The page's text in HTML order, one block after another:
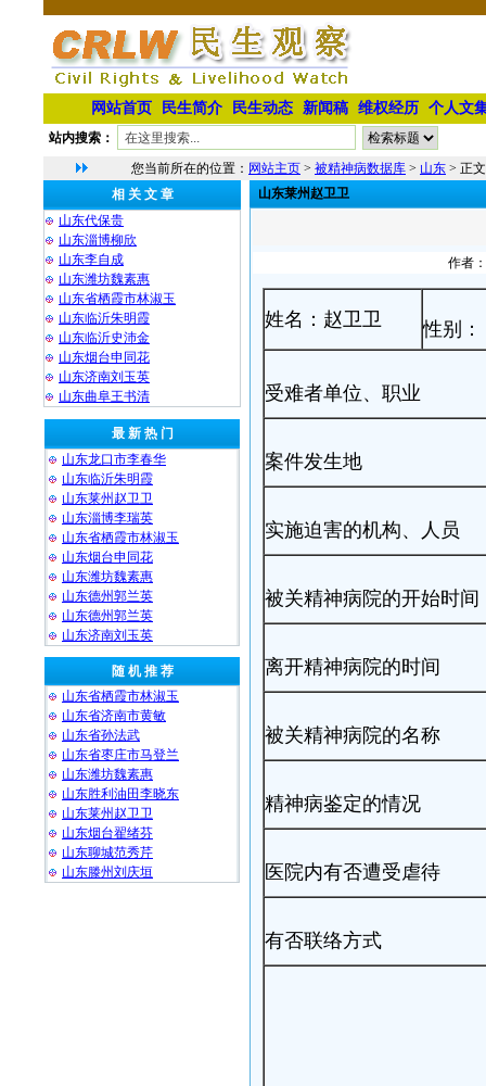
网站首页 民生简介 民生动态 新闻稿 维权经历 个人文
站内搜索：
您当前所在的位置： 网站主页 > 被精神病数据库 > 山东 > 正文
相 关 文 章
山东代保贵
山东淄博柳欣
山东李自成
山东潍坊魏素惠
山东省栖霞市林淑玉
山东临沂朱明霞
山东临沂史沛金
山东烟台申同花
山东济南刘玉英
山东曲阜王书清
最 新 热 门
山东龙口市李春华
山东临沂朱明霞
山东莱州赵卫卫
山东淄博李瑞英
山东省栖霞市林淑玉
山东烟台申同花
山东潍坊魏素惠
山东德州郭兰英
山东德州郭兰英
山东济南刘玉英
随 机 推 荐
山东省栖霞市林淑玉
山东省济南市黄敏
山东省孙法武
山东省枣庄市马登兰
山东潍坊魏素惠
山东胜利油田李晓东
山东莱州赵卫卫
山东烟台翟绪芬
山东聊城范秀芹
山东滕州刘庆垣
山东莱州赵卫卫
作者
姓名：赵卫卫 性别：
受难者单位、职业
案件发生地
实施迫害的机构、人员
被关精神病院的开始时间
离开精神病院的时间
被关精神病院的名称
精神病鉴定的情况
医院内有否遭受虐待
有否联络方式